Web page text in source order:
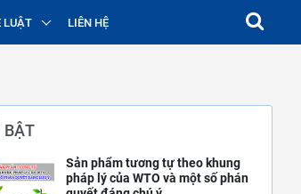
LUẬT LIÊN HỆ
BẬT
Sản phẩm tương tự theo khung
pháp lý của WTO và một số phán